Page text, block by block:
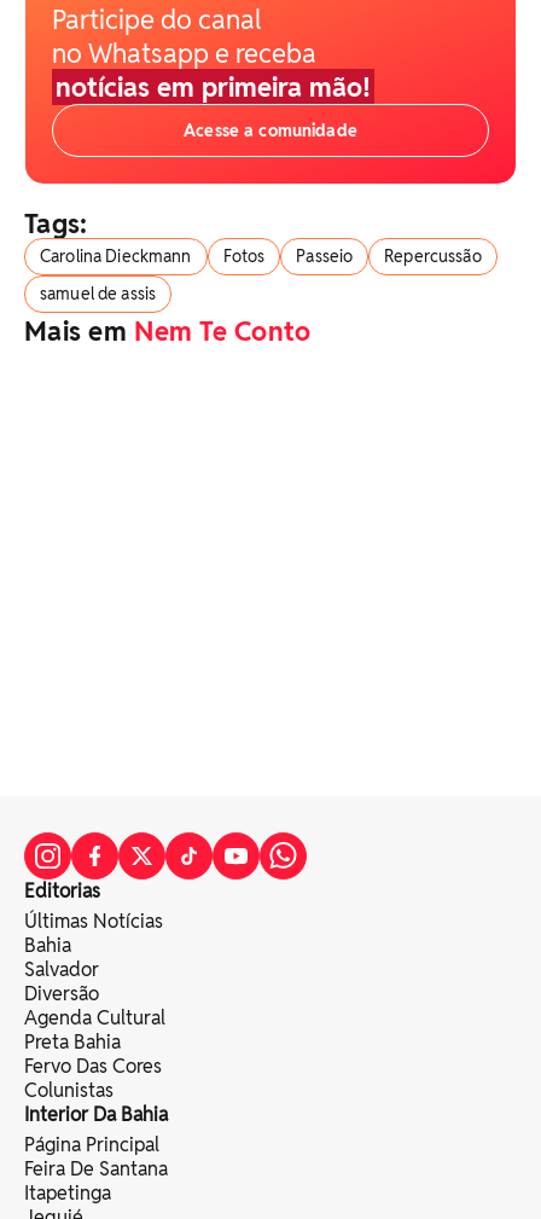
Participe do canal
no Whatsapp e receba
notícias em primeira mão!
Acesse a comunidade
Tags:
Carolina Dieckmann Fotos Passeio
Repercussão
samuel de assis
Mais em Nem Te Conto
Editorias
Últimas Notícias
Bahia
Salvador
Diversão
Agenda Cultural
Preta Bahia
Fervo Das Cores
Colunistas
Interior Da Bahia
Página Principal
Feira De Santana
Itapetinga